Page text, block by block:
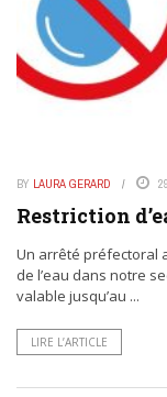
BY LAURA GERARD
Restriction
Un arrêté préfectoral
de l’eau dans notre
valable jusqu’au ...
LIRE L’ARTICLE